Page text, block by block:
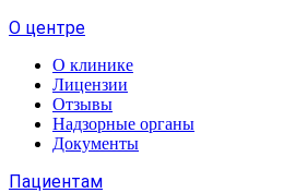
О центре
О клинике
Лицензии
Отзывы
Надзорные органы
Документы
Пациентам